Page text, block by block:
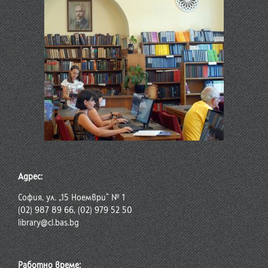
Адрес:
София, ул. „15 Ноември“ № 1
(02) 987 89 66, (02) 979 52 50
library@cl.bas.bg
Работно време: